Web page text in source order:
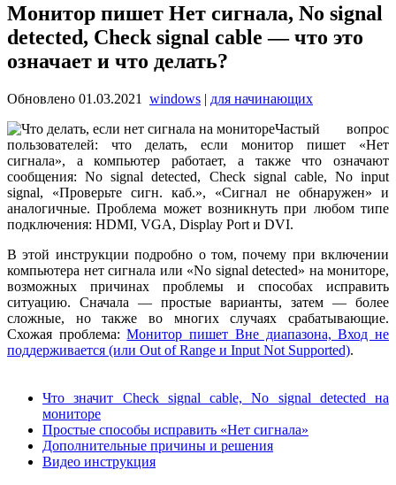
Монитор пишет Нет сигнала, No signal
detected, Check signal cable — что это
означает и что делать?
Обновлено 01.03.2021 windows | для начинающих
Частый вопрос
пользователей: что делать, если монитор пишет «Нет
сигнала», а компьютер работает, а также что означают
сообщения: No signal detected, Check signal cable, No input
signal, «Проверьте сигн. каб.», «Сигнал не обнаружен» и
аналогичные. Проблема может возникнуть при любом типе
подключения: HDMI, VGA, Display Port и DVI.
В этой инструкции подробно о том, почему при включении
компьютера нет сигнала или «No signal detected» на мониторе,
возможных причинах проблемы и способах исправить
ситуацию. Сначала — простые варианты, затем — более
сложные, но также во многих случаях срабатывающие.
Схожая проблема:Монитор пишет Вне диапазона, Вход не
поддерживается (или Out of Range и Input Not Supported).
Что значит Check signal cable, No signal detected на
мониторе
Простые способы исправить «Нет сигнала»
Дополнительные причины и решения
Видео инструкция